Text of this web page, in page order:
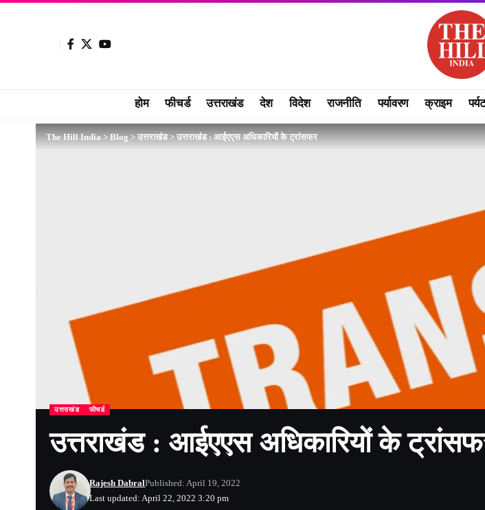
होम फीचर्ड उत्तराखंड देश विदेश राजनीति पर्यावरण क्राइम
The Hill India>Blog>उत्तराखंड>उत्तराखंड : आईएएस अधिकारियों के ट्रांसफर
उत्तराखंड फीचर्ड
उत्तराखंड : आईएएस अधिकारियों के
Last updated: April 22, 2022 3:20 pm
Rajesh DabralPublished: April 19, 2022